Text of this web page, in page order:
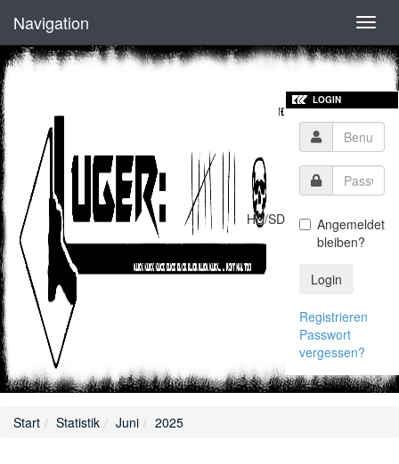
Navigation
HD/SD
LOGIN
Angemeldet
bleiben?
Login
Registrieren
Passwort
vergessen?
Start Statistik Juni 2025